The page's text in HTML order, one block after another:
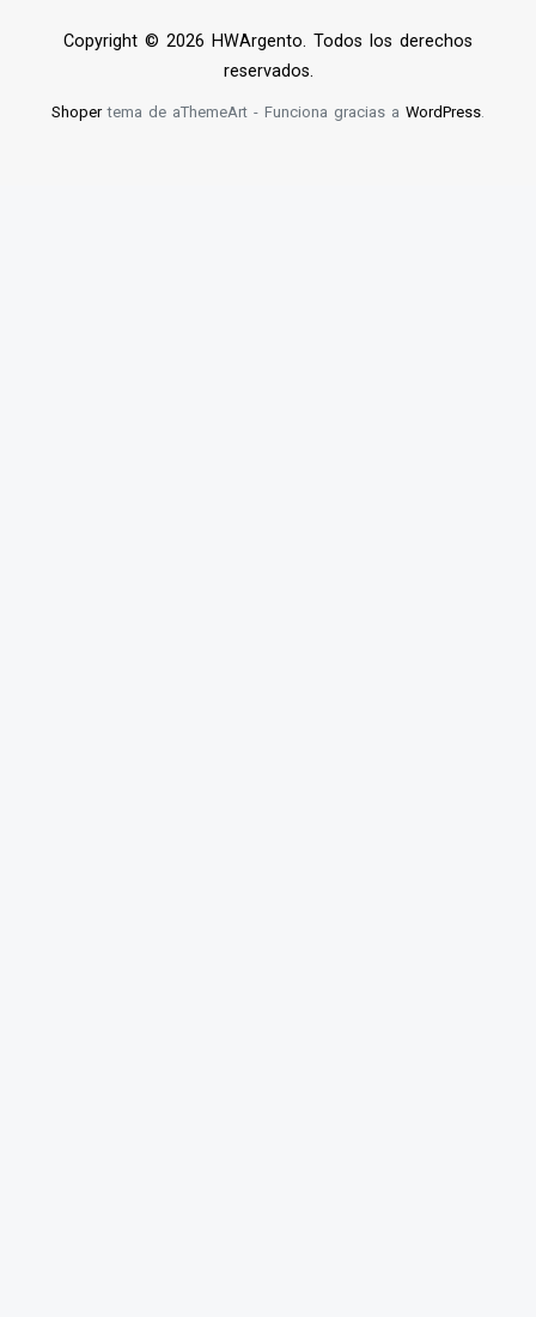
Copyright © 2026 HWArgento. Todos los derechos
reservados.
Shopertema de aThemeArt - Funciona gracias a WordPress